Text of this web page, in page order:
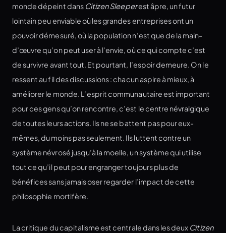
monde dépeint dans Citizen Sleeperest âpre, un futur
lointain peu enviable où les grandes entreprises ont un
pouvoir démesuré, où la population n’est que de la main-
d’œuvre qu’on peut user à l’envie, où ce qui compte c’est
de survivre avant tout. Et pourtant, l’espoir demeure. On le
ressent au fil des discussions : chacun aspire à mieux, à
améliorer le monde. L’esprit communautaire est important
pour ces gens qu’on rencontre, c’est le centre névralgique
de toutes leurs actions. Ils ne se battent pas pour eux-
mêmes, du moins pas seulement. Ils luttent contre un
système névrosé jusqu’à la moelle, un système qui utilise
tout ce qu’il peut pour engranger toujours plus de
bénéfices sans jamais oser regarder l’impact de cette
philosophie mortifère.
La critique du capitalisme est centrale dans les deux Citizen